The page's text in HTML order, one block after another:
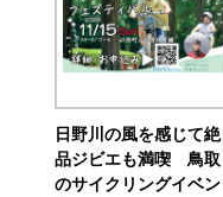
日野川の風を感じて絶
品ジビエも満喫 鳥取
のサイクリングイベン